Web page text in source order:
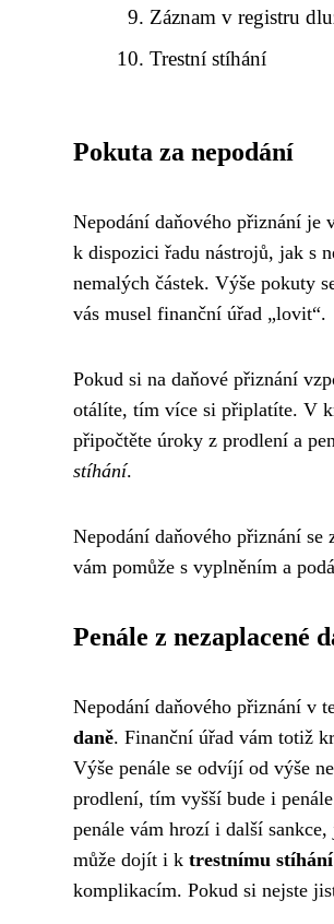
Záznam v registru
Trestní stíhání
Pokuta za nepodání
Nepodání daňového přiznání je
k dispozici řadu nástrojů, jak s
nemalých částek. Výše pokuty
vás musel finanční úřad „lovit“.
Pokud si na daňové přiznání
otálíte, tím více si připlatíte. V
připočtěte úroky z prodlení a
stíhání.
Nepodání daňového přiznání
vám pomůže s vyplněním a
Penále z nezaplacené
Nepodání daňového přiznání v
daně. Finanční úřad vám totiž
Výše penále se odvíjí od výše
prodlení, tím vyšší bude i
penále vám hrozí i další
může dojít i k trestnímu stíhání
komplikacím. Pokud si nejste